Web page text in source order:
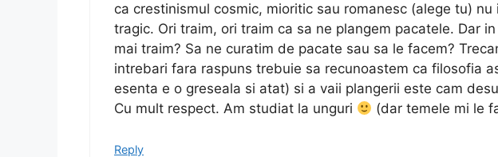
ca crestinismul cosmic, mioritic sau romanesc (alege tu) nu
tragic. Ori traim, ori traim ca sa ne plangem pacatele. Dar
mai traim? Sa ne curatim de pacate sau sa le facem?
intrebari fara raspuns trebuie sa recunoastem ca filosofia
esenta e o greseala si atat) si a vaii plangerii este cam
Cu mult respect. Am studiat la unguri
(dar temele mi le
Reply